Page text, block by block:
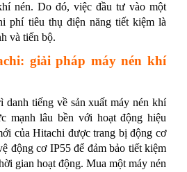
nén. Do đó, việc đầu tư vào một
phí tiêu thụ điện năng tiết kiệm là
và tiến bộ.
: giải pháp máy nén khí
tiếng về sản xuất máy nén khí
mạnh lâu bền với hoạt động hiệu
của Hitachi được trang bị động cơ
động cơ IP55 để đảm bảo tiết kiệm
gian hoạt động. Mua một máy nén